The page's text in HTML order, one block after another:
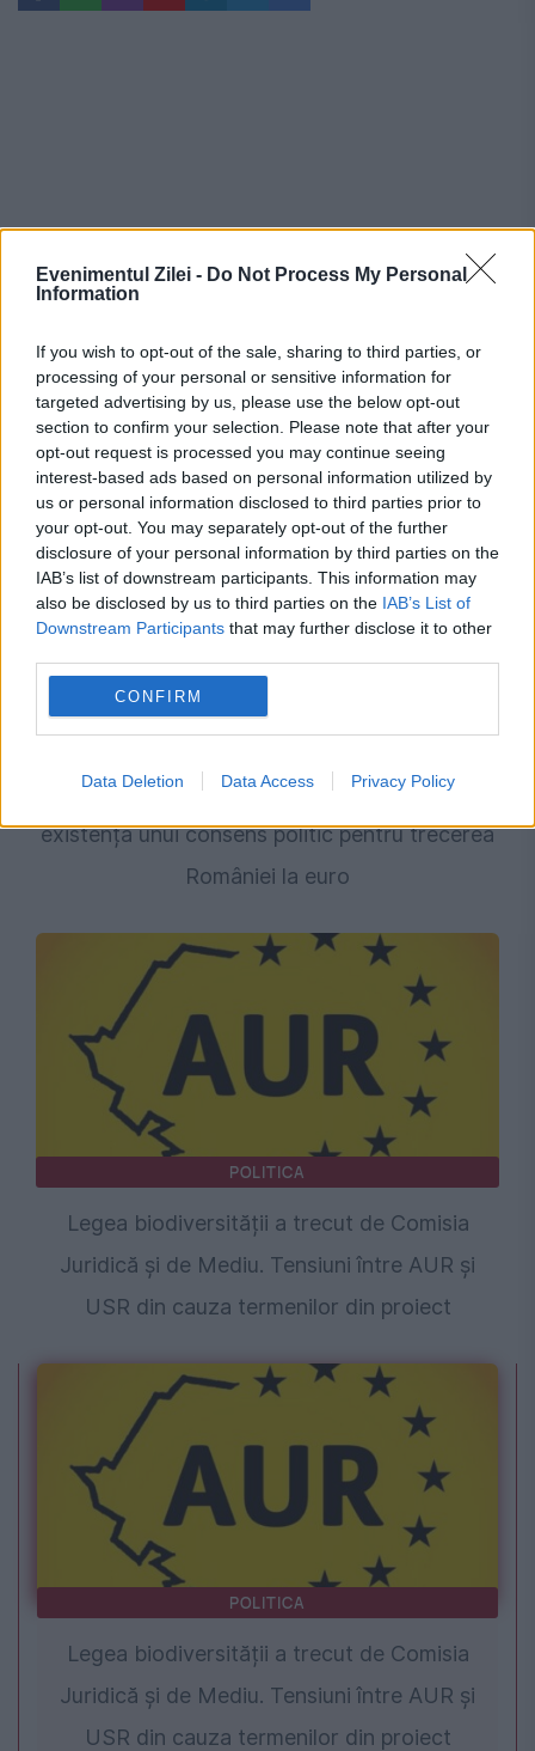
Evenimentul Zilei - Do Not Process My Personal
Information
If you wish to opt-out of the sale, sharing to third parties, or
processing of your personal or sensitive information for
targeted advertising by us, please use the below opt-out
section to confirm your selection. Please note that after your
opt-out request is processed you may continue seeing
interest-based ads based on personal information utilized by
us or personal information disclosed to third parties prior to
your opt-out. You may separately opt-out of the further
disclosure of your personal information by third parties on the
IAB’s list of downstream participants. This information may
also be disclosed by us to third parties on the IAB’s List of
Downstream Participants that may further disclose it to other
CONFIRM
Data Deletion Data Access Privacy Policy
Recomandările noastre
POLITICA
Scandal pe tema monedei unice. AUR neagă
existența unui consens politic pentru trecerea
României la euro
POLITICA
Legea biodiversității a trecut de Comisia
Juridică și de Mediu. Tensiuni între AUR și
USR din cauza termenilor din proiect
POLITICA
Legea biodiversității a trecut de Comisia
Juridică și de Mediu. Tensiuni între AUR și
USR din cauza termenilor din proiect